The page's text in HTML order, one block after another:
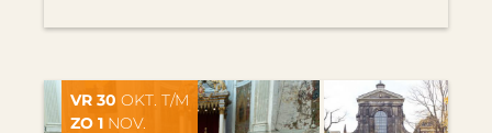
VR 30 OKT. T/M
ZO 1 NOV.